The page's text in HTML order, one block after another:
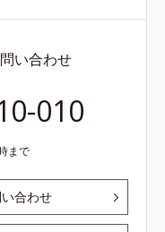
い合わせ
010
まで
合わせ